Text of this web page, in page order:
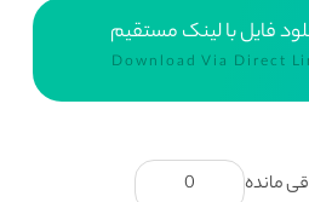
فایل با لینک مستقیم
Download Via Direct
مانده 0